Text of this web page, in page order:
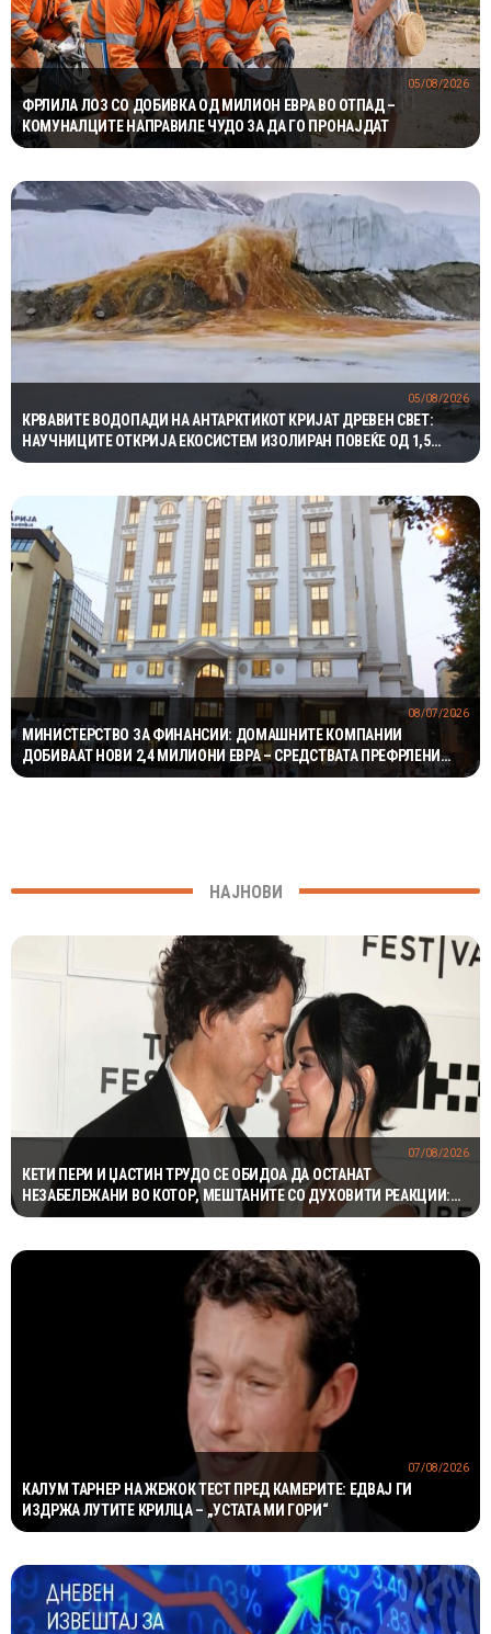
ФРЛИЛА ЛОЗ СО ДОБИВКА ОД МИЛИОН ЕВРА ВО ОТПАД –
КОМУНАЛЦИТЕ НАПРАВИЛЕ ЧУДО ЗА ДА ГО ПРОНАЈДАТ
05/08/2026
КРВАВИТЕ ВОДОПАДИ НА АНТАРКТИКОТ КРИЈАТ ДРЕВЕН СВЕТ:
НАУЧНИЦИТЕ ОТКРИЈА ЕКОСИСТЕМ ИЗОЛИРАН ПОВЕЌЕ ОД 1,5
МИЛИОНИ ГОДИНИ
05/08/2026
МИНИСТЕРСТВО ЗА ФИНАНСИИ: ДОМАШНИТЕ КОМПАНИИ
ДОБИВААТ НОВИ 2,4 МИЛИОНИ ЕВРА – СРЕДСТВАТА ПРЕФРЛЕНИ
КОН РАЗВОЈНАТА БАНКА
08/07/2026
НАЈНОВИ
КЕТИ ПЕРИ И ЏАСТИН ТРУДО СЕ ОБИДОА ДА ОСТАНАТ
НЕЗАБЕЛЕЖАНИ ВО КОТОР, МЕШТАНИТЕ СО ДУХОВИТИ РЕАКЦИИ:
„НИКОЈ НЕ БИ ГИ ПРЕПОЗНАЛ“
07/08/2026
КАЛУМ ТАРНЕР НА ЖЕЖОК ТЕСТ ПРЕД КАМЕРИТЕ: ЕДВАЈ ГИ
ИЗДРЖА ЛУТИТЕ КРИЛЦА – „УСТАТА МИ ГОРИ“
07/08/2026